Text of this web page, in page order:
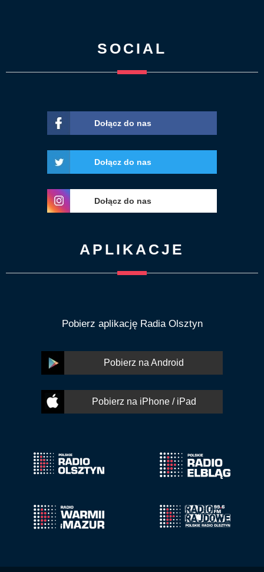
SOCIAL
Dołącz do nas
Dołącz do nas
Dołącz do nas
APLIKACJE
Pobierz aplikację Radia Olsztyn
Pobierz na Android
Pobierz na iPhone / iPad